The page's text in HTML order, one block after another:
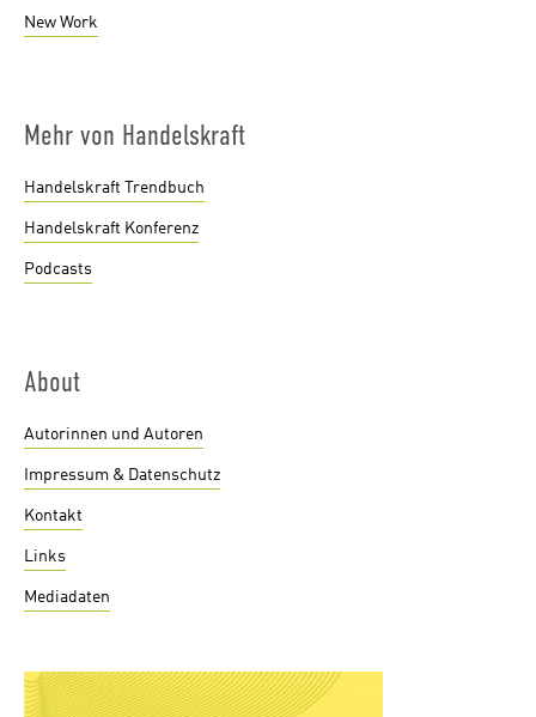
New Work
Mehr von Handelskraft
Handelskraft Trendbuch
Handelskraft Konferenz
Podcasts
About
Autorinnen und Autoren
Impressum & Datenschutz
Kontakt
Links
Mediadaten